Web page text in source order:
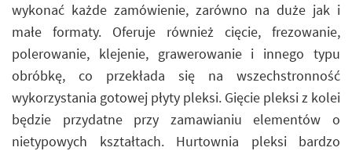
wykonać każde zamówienie, zarówno na duże jak i
małe formaty. Oferuje również cięcie, frezowanie,
polerowanie, klejenie, grawerowanie i innego typu
obróbkę, co przekłada się na wszechstronność
wykorzystania gotowej płyty pleksi. Gięcie pleksi z kolei
będzie przydatne przy zamawianiu elementów o
nietypowych kształtach. Hurtownia pleksi bardzo